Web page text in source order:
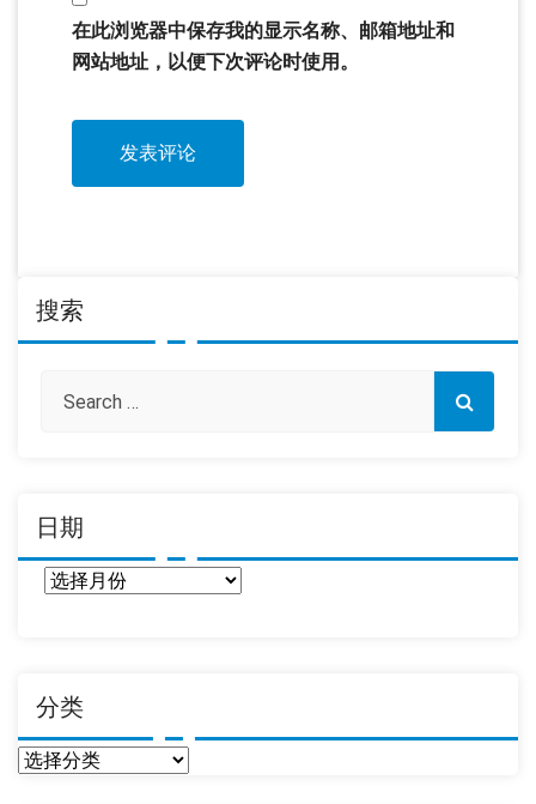
在此浏览器中保存我的显示名称、邮箱地址和
网站地址，以便下次评论时使用。
搜索
日期
分类
分